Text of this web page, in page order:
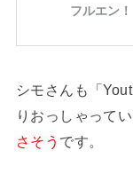
シモさんも「
りおっしゃって
さそう です。